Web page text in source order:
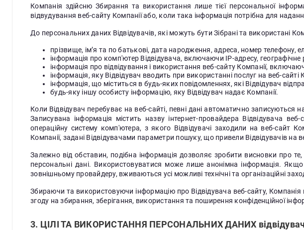
Компанія здійсню Збирання та використання лише тієї персональної
відвудування веб-сайту Компанії або, коли така інформація потрібна для
До персональних даних Відвідувачів, які можуть бути Зібрані та використані
прізвище, ім’я та по батькові, дата народження, адреса, номер телефону,
інформація про комп'ютер Відвідувача, включаючи IP-адресу, географічне
інформація про відвідування і використання веб-сайту Компанії,
інформація, яку Відвідувач вводить при використанні послуг на веб-сайті
інформація, що міститься в будь-яких повідомленнях, які Відвідувач
будь-яку іншу особисту інформацію, яку Відвідувач надає Компанії.
Коли Відвідувач перебуває на веб-сайті, певні дані автоматично записуються
Записувана інформація містить назву інтернет-провайдера Відвідувача
операційну систему комп'ютера, з якого Відвідувачі заходили на веб-сайт
Компанії, задані Відвідувачами параметри пошуку, що привели Відвідувачів на
Залежно від обставин, подібна інформація дозволяє зробити висновки про
персональні дані. Використовуватися може лише анонімна інформація.
зовнішньому провайдеру, вживаються усі можливі технічні та організаційні
Збираючи та використовуючи інформацію про Відвідувача веб-сайту,
згоду на збирання, зберігання, використання та поширення конфіденційної
3. ЦІЛІ ТА ВИКОРИСТАННЯ ПЕРСОНАЛЬНИХ ДАНИХ